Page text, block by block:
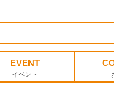
EVENT
イベント